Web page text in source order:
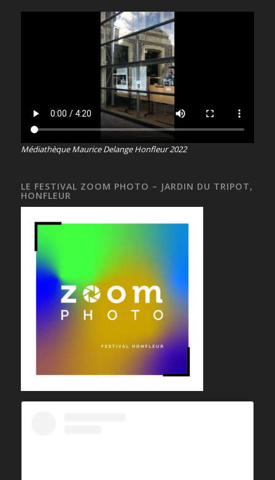
Médiathèque Maurice Delange Honfleur 2022
LE FESTIVAL ZOOM PHOTO – JARDIN DU TRIPOT,
HONFLEUR